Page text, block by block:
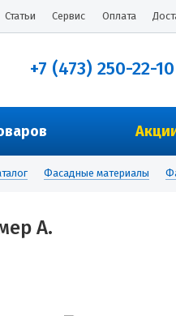
Статьи Сервис Оплата
+7 (473) 250-22-10
Фасадные материалы
А.